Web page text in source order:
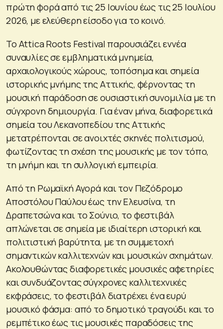
πρώτη φορά από τις 25 Ιουνίου έως τις 25 Ιουλίου
2026, με ελεύθερη είσοδο για το κοινό.
Το Attica Roots Festival παρουσιάζει εννέα
συναυλίες σε εμβληματικά μνημεία,
αρχαιολογικούς χώρους, τοπόσημα και σημεία
ιστορικής μνήμης της Αττικής, φέρνοντας τη
μουσική παράδοση σε ουσιαστική συνομιλία με τη
σύγχρονη δημιουργία. Για έναν μήνα, διαφορετικά
σημεία του Λεκανοπεδίου της Αττικής
μετατρέπονται σε ανοιχτές σκηνές πολιτισμού,
φωτίζοντας τη σχέση της μουσικής με τον τόπο,
τη μνήμη και τη συλλογική εμπειρία.
Από τη Ρωμαϊκή Αγορά και τον Πεζόδρομο
Αποστόλου Παύλου έως την Ελευσίνα, τη
Δραπετσώνα και το Σούνιο, το φεστιβάλ
απλώνεται σε σημεία με ιδιαίτερη ιστορική και
πολιτιστική βαρύτητα, με τη συμμετοχή
σημαντικών καλλιτεχνών και μουσικών σχημάτων.
Ακολουθώντας διαφορετικές μουσικές αφετηρίες
και συνδυάζοντας σύγχρονες καλλιτεχνικές
εκφράσεις, το φεστιβάλ διατρέχει ένα ευρύ
μουσικό φάσμα: από το δημοτικό τραγούδι και το
ρεμπέτικο έως τις μουσικές παραδόσεις της